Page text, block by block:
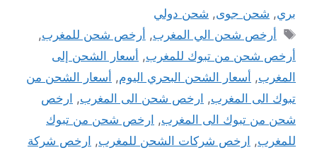
بري, شحن جوى, شحن دولي
الوسوم
أرخص شحن الي المغرب, أرخص شحن للمغرب,
أرخص شحن من تبوك للمغرب, أسعار الشحن إلى
المغرب, أسعار الشحن البحري اليوم, أسعار الشحن من
تبوك الى المغرب, ارخص شحن الى المغرب, ارخص
شحن من تبوك الى المغرب, ارخص شحن من تبوك
للمغرب, ارخص شركات الشحن للمغرب, ارخص شركة